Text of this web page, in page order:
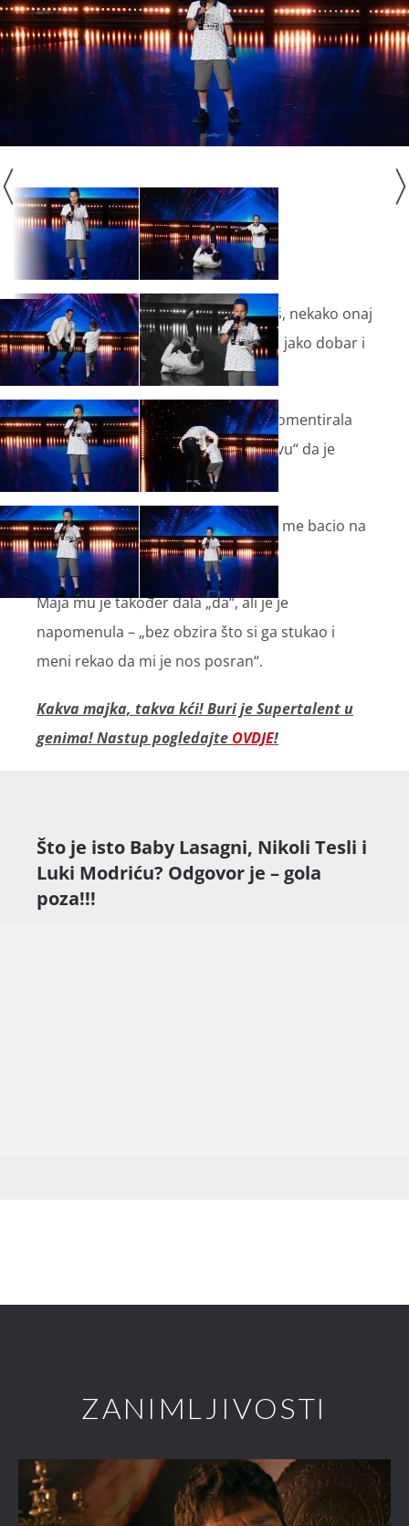
„Od svih onih automobila koje radiš, nekako onaj
V10 sportski 600 konja ti je bio jako, jako dobar i
onaj prolazak V8“, izjavio je Davor.
Martina mu je odlučno dala „da“ i komentirala
da se ne bi „usudila pojaviti u Đakovu“ da je
glasala drugačije.
„Od mene imaš drugi dan, makar si me bacio na
pod“, poručio je Fabijan Dominiku.
Maja mu je također dala „da“, ali je je
napomenula – „bez obzira što si ga stukao i
meni rekao da mi je nos posran“.
Kakva majka, takva kći! Buri je Supertalent u
genima! Nastup pogledajte OVDJE!
Što je isto Baby Lasagni, Nikoli Tesli i
Luki Modriću? Odgovor je – gola
poza!!!
ZANIMLJIVOSTI